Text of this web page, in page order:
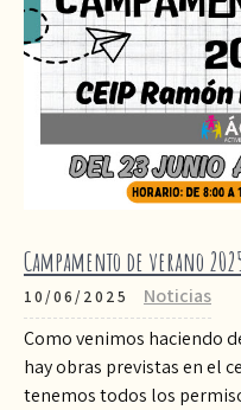
Campamento de verano
10/06/2025
Noticias
Como venimos haciendo
hay obras previstas en el
tenemos todos los